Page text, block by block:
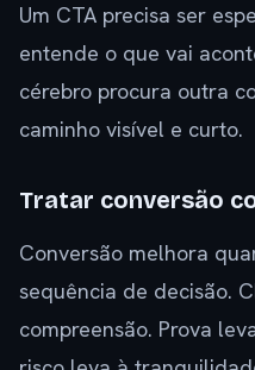
Um CTA precisa ser
entende o que vai
cérebro procura outra
caminho visível e curto.
Tratar conversão
Conversão melhora
sequência de decisão.
compreensão. Prova